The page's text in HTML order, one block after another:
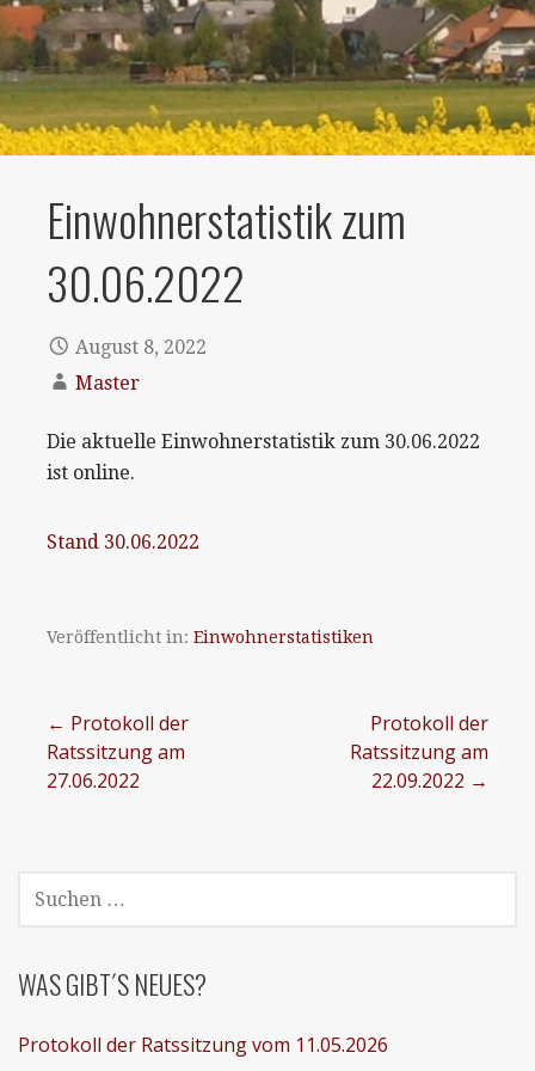
Einwohnerstatistik zum
30.06.2022
August 8, 2022
Master
Die aktuelle Einwohnerstatistik zum 30.06.2022
ist online.
Stand 30.06.2022
Veröffentlicht in: Einwohnerstatistiken
Beitragsnavigation
← Protokoll der
Ratssitzung am
27.06.2022
Protokoll der
Ratssitzung am
22.09.2022 →
SUCHEN
NACH:
WAS GIBT´S NEUES?
Protokoll der Ratssitzung vom 11.05.2026